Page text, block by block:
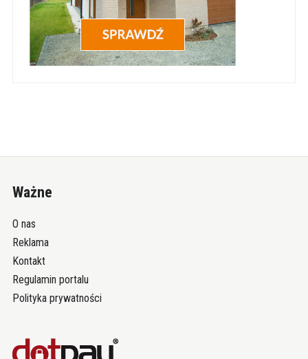
Ważne
O nas
Reklama
Kontakt
Regulamin portalu
Polityka prywatności